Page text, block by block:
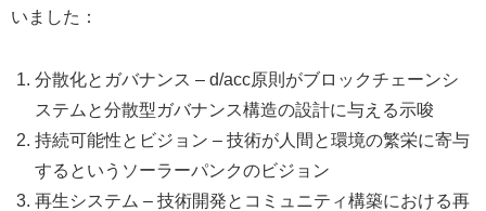
いました：
分散化とガバナンス – d/acc原則がブロックチェーンシ
ステムと分散型ガバナンス構造の設計に与える示唆
持続可能性とビジョン – 技術が人間と環境の繁栄に寄与
するというソーラーパンクのビジョン
再生システム – 技術開発とコミュニティ構築における再